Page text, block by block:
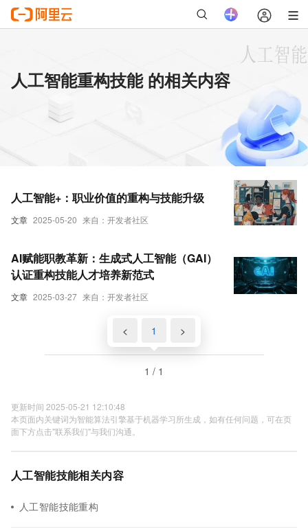
人工智能重构技能 的相关内容
文章 2025-05-20 来自：开发者社区
人工智能+：职业价值的重构与技能升级
文章 2025-03-27 来自：开发者社区
AI赋能职教革新：生成式人工智能（GAI）
认证重构技能人才培养新范式
< 1 >
1 / 1
更新时间 2025-05-21 12:10:48
本页面内关键词为智能算法引擎基于机器学习所生成，如有任何问题，可在页
面下方点击"联系我们"与我们沟通。
人工智能技能相关内容
人工智能技能重构